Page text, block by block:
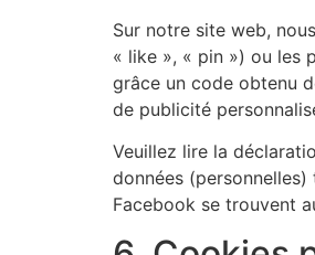
Sur notre site web,
« like », « pin ») ou les
grâce un code obtenu
de publicité
Veuillez lire la
données
Facebook se trouvent